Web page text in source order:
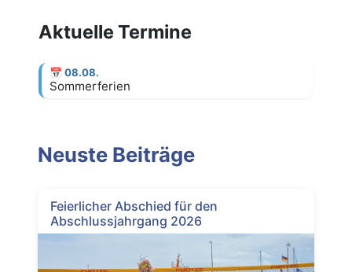
Aktuelle Termine
📅 08.08.
Sommerferien
Neuste Beiträge
Feierlicher Abschied für den
Abschlussjahrgang 2026